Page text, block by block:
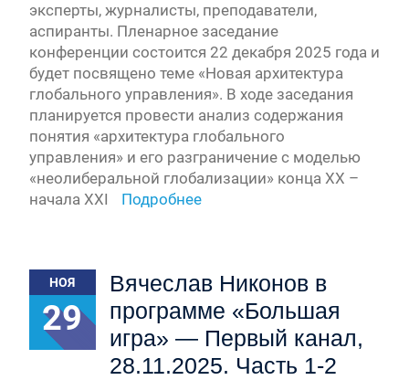
эксперты, журналисты, преподаватели,
аспиранты. Пленарное заседание
конференции состоится 22 декабря 2025 года и
будет посвящено теме «Новая архитектура
глобального управления». В ходе заседания
планируется провести анализ содержания
понятия «архитектура глобального
управления» и его разграничение с моделью
«неолиберальной глобализации» конца XX –
начала XXI
Подробнее
НОЯ
29
Вячеслав Никонов в
программе «Большая
игра» — Первый канал,
28.11.2025. Часть 1-2